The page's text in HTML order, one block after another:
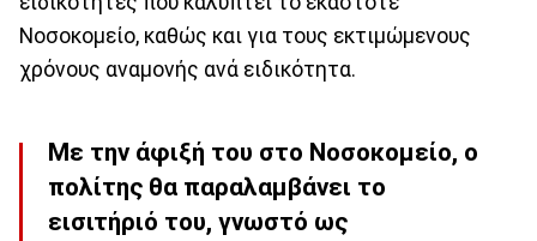
Νοσοκομείο, καθώς και για τους εκτιμώμενους
χρόνους αναμονής ανά ειδικότητα.
Με την άφιξή του στο Νοσοκομείο, ο
πολίτης θα παραλαμβάνει το
εισιτήριό του, γνωστό ως